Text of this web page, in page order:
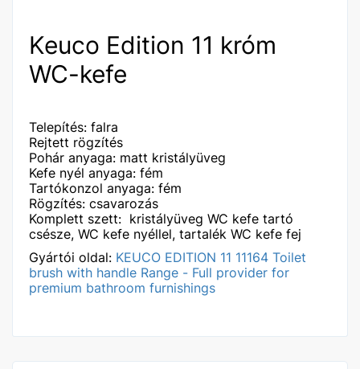
Keuco Edition 11 króm
WC-kefe
Telepítés: falra
Rejtett rögzítés
Pohár anyaga: matt kristályüveg
Kefe nyél anyaga: fém
Tartókonzol anyaga: fém
Rögzítés: csavarozás
Komplett szett: kristályüveg WC kefe tartó
csésze, WC kefe nyéllel, tartalék WC kefe fej
Gyártói oldal: KEUCO EDITION 11 11164 Toilet
brush with handle Range - Full provider for
premium bathroom furnishings